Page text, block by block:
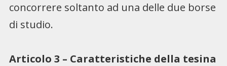
concorrere soltanto ad una delle due borse
di studio.
Articolo 3 – Caratteristiche della tesina